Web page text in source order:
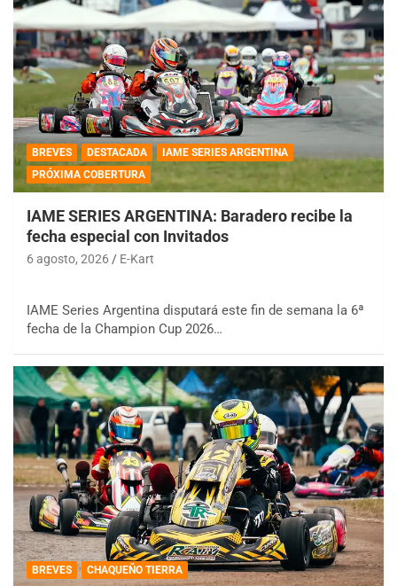
BREVES DESTACADA
IAME SERIES ARGENTINA
PRÓXIMA COBERTURA
IAME SERIES ARGENTINA: Baradero recibe la
fecha especial con Invitados
6 agosto, 2026 E-Kart
IAME Series Argentina disputará este fin de semana la 6ª
fecha de la Champion Cup 2026…
BREVES CHAQUEÑO TIERRA